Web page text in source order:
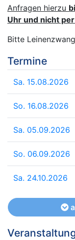
Anfragen hierzu
Uhr und nicht
Bitte
Termine
Sa. 15.08.2026
So. 16.08.2026
Sa. 05.09.2026
So. 06.09.2026
Sa. 24.10.2026